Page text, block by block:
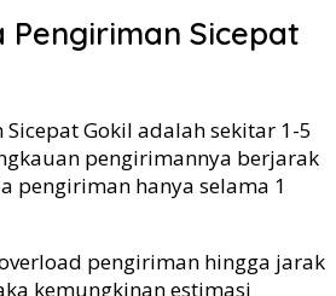
Pengiriman Sicepat
Gokil adalah sekitar 1-5
pengirimannya berjarak
pengiriman hanya selama 1
pengiriman hingga jarak
kemungkinan estimasi